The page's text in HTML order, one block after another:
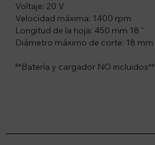
Voltaje: 20 V
Velocidad máxima: 1400 rpm
Longitud de la hoja: 450 mm 18 "
Diámetro máximo de corte: 18 mm
**Batería y cargador NO incluidos**